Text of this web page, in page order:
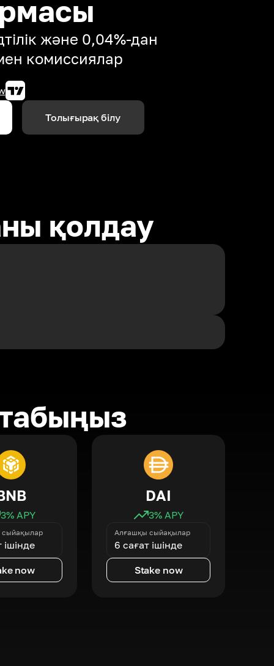
және 0,04%-дан
комиссиялар
Толығырақ білу
қолдау
3% APY
ішінде
now
DAI
3% APY
Алғашқы сыйақылар
6 сағат ішінде
Stake now